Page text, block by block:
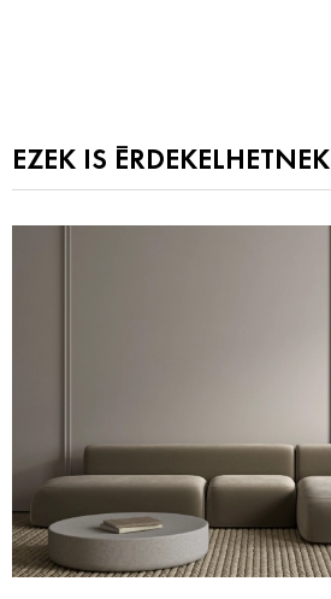
EZEK IS ÉRDEKELHETNEK